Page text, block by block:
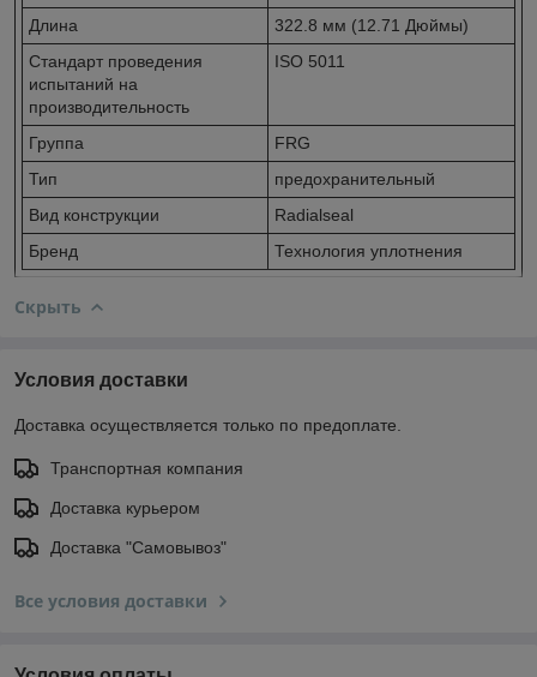
Длина
322.8 мм (12.71 Дюймы)
Стандарт проведения
испытаний на
производительность
ISO 5011
Группа
FRG
Тип
предохранительный
Вид конструкции
Radialseal
Бренд
Технология уплотнения
Скрыть
Условия доставки
Доставка осуществляется только по предоплате.
Транспортная компания
Доставка курьером
Доставка "Самовывоз"
Все условия доставки